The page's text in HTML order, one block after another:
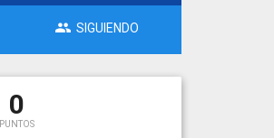
SIGUIENDO
0
PUNTOS